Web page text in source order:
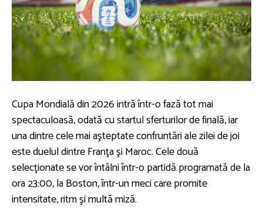
Cupa Mondială din 2026 intră într-o fază tot mai
spectaculoasă, odată cu startul sferturilor de finală, iar
una dintre cele mai aşteptate confruntări ale zilei de joi
este duelul dintre Franţa şi Maroc. Cele două
selecţionate se vor întâlni într-o partidă programată de la
ora 23:00, la Boston, într-un meci care promite
intensitate, ritm şi multă miză.